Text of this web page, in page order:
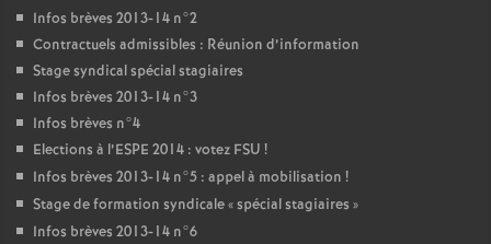
Infos brèves 2013-14 n°2
Contractuels admissibles : Réunion d’information
Stage syndical spécial stagiaires
Infos brèves 2013-14 n°3
Infos brèves n°4
Elections à l’ESPE 2014 : votez FSU !
Infos brèves 2013-14 n°5 : appel à mobilisation !
Stage de formation syndicale «spécial stagiaires »
Infos brèves 2013-14 n°6